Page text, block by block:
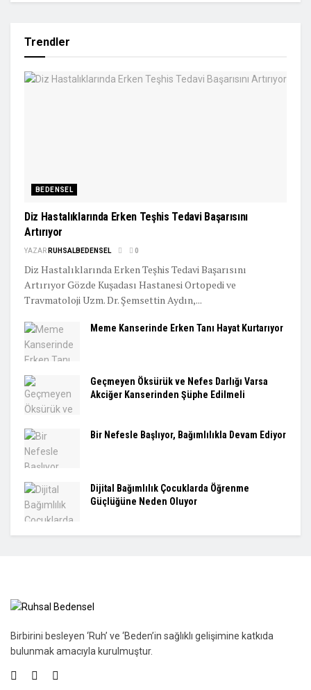
Trendler
BEDENSEL
Diz Hastalıklarında Erken Teşhis Tedavi Başarısını
Artırıyor
YAZAR RUHSALBEDENSEL 0
Diz Hastalıklarında Erken Teşhis Tedavi Başarısını
Artırıyor Gözde Kuşadası Hastanesi Ortopedi ve
Travmatoloji Uzm. Dr. Şemsettin Aydın,...
Meme Kanserinde Erken Tanı Hayat Kurtarıyor
Geçmeyen Öksürük ve Nefes Darlığı Varsa
Akciğer Kanserinden Şüphe Edilmeli
Bir Nefesle Başlıyor, Bağımlılıkla Devam Ediyor
Dijital Bağımlılık Çocuklarda Öğrenme
Güçlüğüne Neden Oluyor
Birbirini besleyen ‘Ruh’ ve ‘Beden’in sağlıklı gelişimine katkıda
bulunmak amacıyla kurulmuştur.